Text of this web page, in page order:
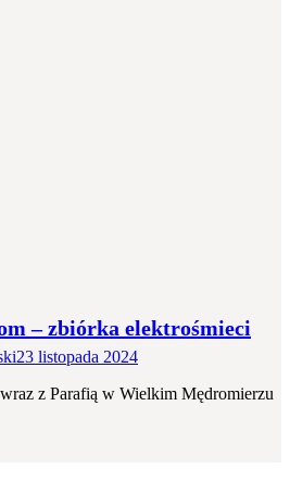
– zbiórka elektrośmieci
23 listopada 2024
z Parafią w Wielkim Mędromierzu